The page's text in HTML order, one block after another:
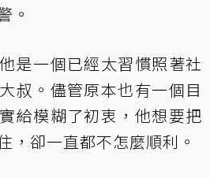
。
是一個已經太習慣照著社
叔。儘管原本也有一個目
給模糊了初衷，他想要把
，卻一直都不怎麼順利。